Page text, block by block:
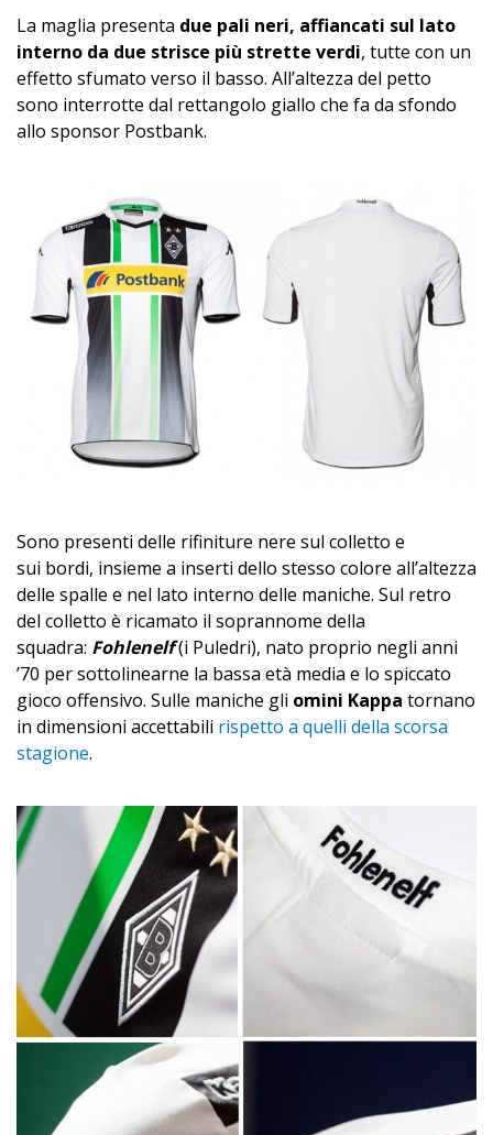
La maglia presenta due pali neri, affiancati sul lato
interno da due strisce più strette verdi, tutte con un
effetto sfumato verso il basso. All’altezza del petto
sono interrotte dal rettangolo giallo che fa da sfondo
allo sponsor Postbank.
Sono presenti delle rifiniture nere sul colletto e
sui bordi, insieme a inserti dello stesso colore all’altezza
delle spalle e nel lato interno delle maniche. Sul retro
del colletto è ricamato il soprannome della
squadra: Fohlenelf(i Puledri), nato proprio negli anni
’70 per sottolinearne la bassa età media e lo spiccato
gioco offensivo. Sulle maniche gli omini Kappa tornano
in dimensioni accettabili rispetto a quelli della scorsa
stagione.